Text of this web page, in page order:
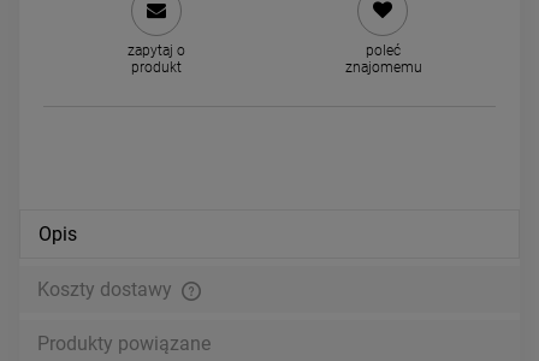
zapytaj o
produkt
poleć
znajomemu
Opis
Koszty dostawy
Produkty powiązane